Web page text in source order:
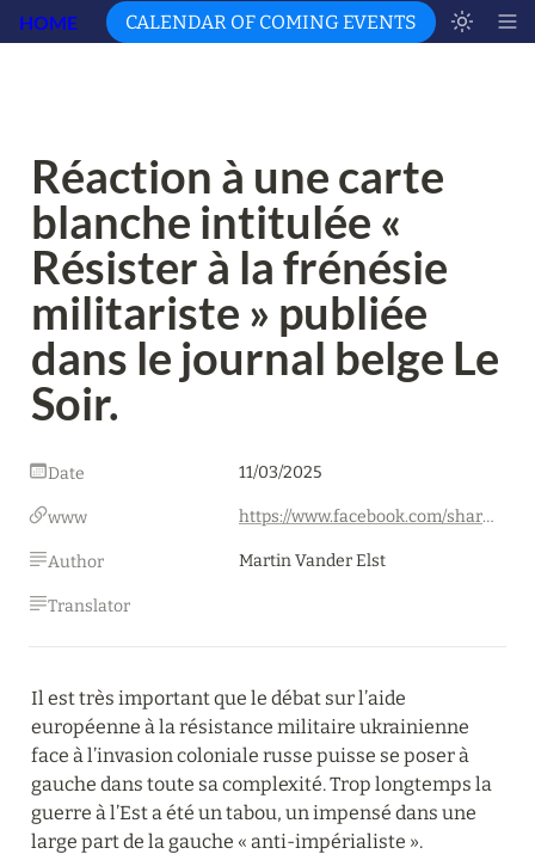
HOME CALENDAR OF COMING EVENTS
Réaction à une carte
blanche intitulée «
Résister à la frénésie
militariste » publiée
dans le journal belge Le
Soir.
Date 11/03/2025
www https://www.facebook.com/share/p/1AnwUzLhTH/
Author Martin Vander Elst
Translator
Il est très important que le débat sur l’aide
européenne à la résistance militaire ukrainienne
face à l’invasion coloniale russe puisse se poser à
gauche dans toute sa complexité. Trop longtemps la
guerre à l’Est a été un tabou, un impensé dans une
large part de la gauche « anti-impérialiste ».